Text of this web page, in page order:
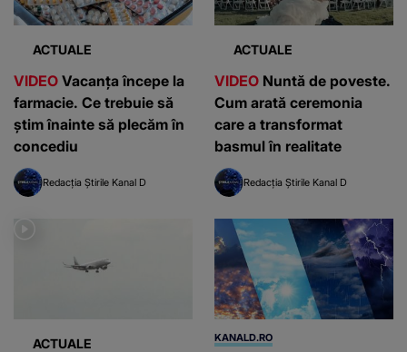
ACTUALE
VIDEO Vacanța începe la
farmacie. Ce trebuie să
știm înainte să plecăm în
concediu
Redacția Știrile Kanal D
ACTUALE
VIDEO Nuntă de poveste.
Cum arată ceremonia
care a transformat
basmul în realitate
Redacția Știrile Kanal D
ACTUALE KANALD.RO